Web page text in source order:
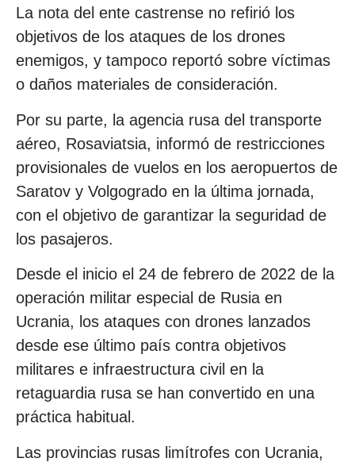
La nota del ente castrense no refirió los
objetivos de los ataques de los drones
enemigos, y tampoco reportó sobre víctimas
o daños materiales de consideración.
Por su parte, la agencia rusa del transporte
aéreo, Rosaviatsia, informó de restricciones
provisionales de vuelos en los aeropuertos de
Saratov y Volgogrado en la última jornada,
con el objetivo de garantizar la seguridad de
los pasajeros.
Desde el inicio el 24 de febrero de 2022 de la
operación militar especial de Rusia en
Ucrania, los ataques con drones lanzados
desde ese último país contra objetivos
militares e infraestructura civil en la
retaguardia rusa se han convertido en una
práctica habitual.
Las provincias rusas limítrofes con Ucrania,